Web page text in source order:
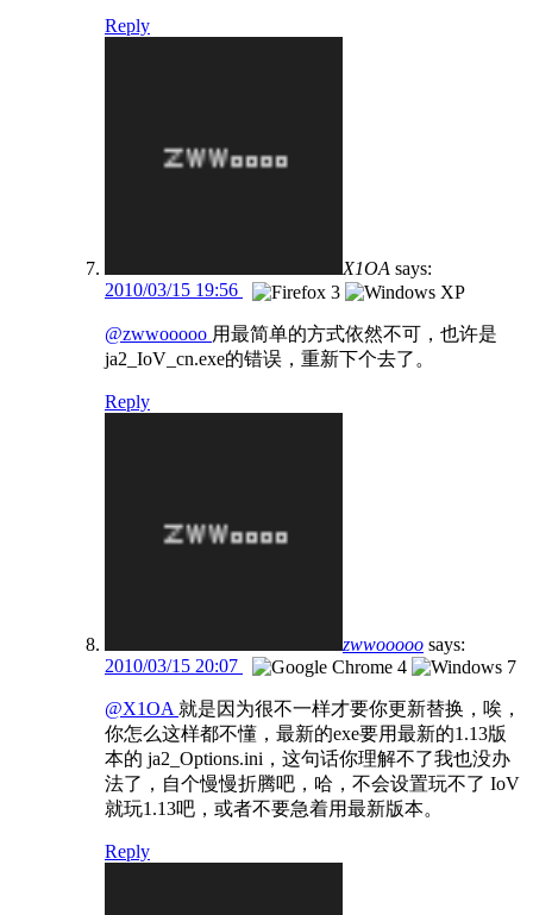
Reply
X1OA says:
2010/03/15 19:56
@zwwooooo 用最简单的方式依然不可，也许是
ja2_IoV_cn.exe的错误，重新下个去了。
Reply
zwwooooo says:
2010/03/15 20:07
@X1OA 就是因为很不一样才要你更新替换，唉，
你怎么这样都不懂，最新的exe要用最新的1.13版
本的 ja2_Options.ini，这句话你理解不了我也没办
法了，自个慢慢折腾吧，哈，不会设置玩不了 IoV
就玩1.13吧，或者不要急着用最新版本。
Reply